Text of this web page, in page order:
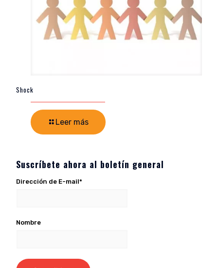
Shock
Leer más
Suscríbete ahora al boletín general
Dirección de E-mail*
Nombre